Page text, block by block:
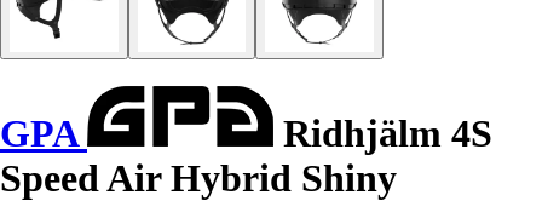
GPA
Ridhjälm 4S
Speed Air Hybrid Shiny